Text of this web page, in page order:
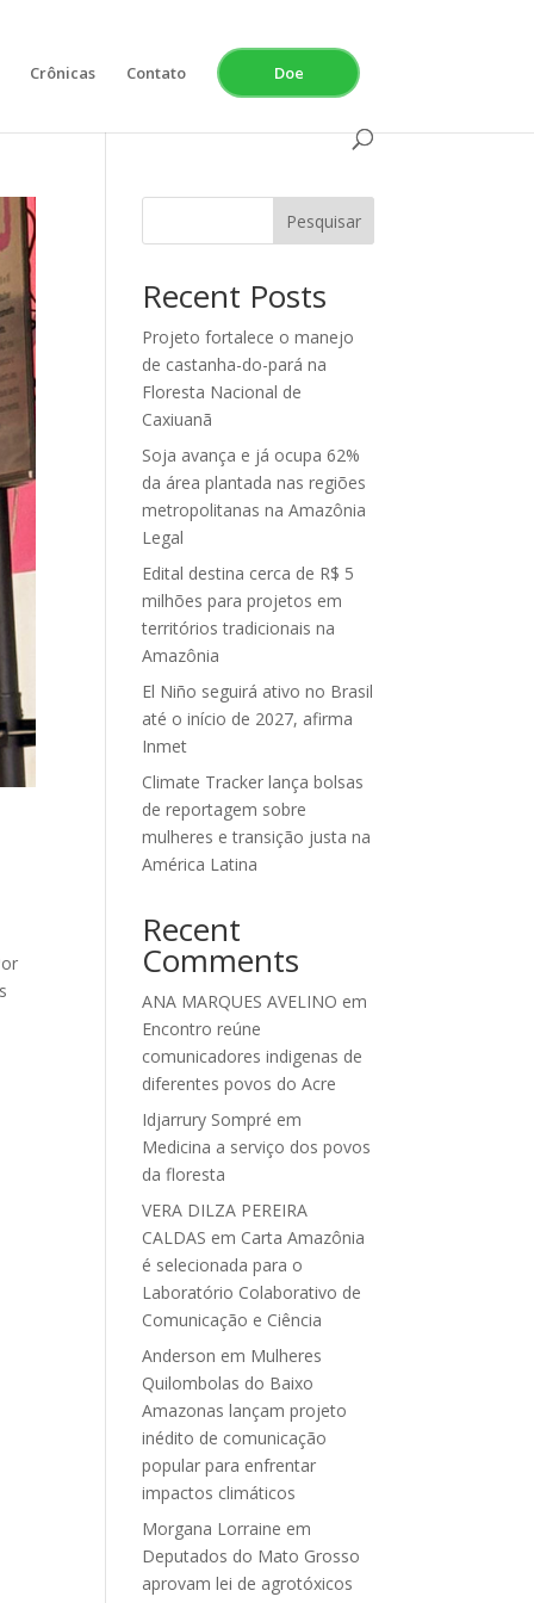
Crônicas Contato Doe
Pesquisar
Recent Posts
Projeto fortalece o manejo
de castanha-do-pará na
Floresta Nacional de
Caxiuanã
Soja avança e já ocupa 62%
da área plantada nas regiões
metropolitanas na Amazônia
Legal
Edital destina cerca de R$ 5
milhões para projetos em
territórios tradicionais na
Amazônia
El Niño seguirá ativo no Brasil
até o início de 2027, afirma
Inmet
Climate Tracker lança bolsas
de reportagem sobre
mulheres e transição justa na
América Latina
Recent
Comments
ANA MARQUES AVELINO em
Encontro reúne
comunicadores indigenas de
diferentes povos do Acre
Idjarrury Sompré em
Medicina a serviço dos povos
da floresta
VERA DILZA PEREIRA
CALDAS em Carta Amazônia
é selecionada para o
Laboratório Colaborativo de
Comunicação e Ciência
Anderson em Mulheres
Quilombolas do Baixo
Amazonas lançam projeto
inédito de comunicação
popular para enfrentar
impactos climáticos
Morgana Lorraine em
Deputados do Mato Grosso
aprovam lei de agrotóxicos